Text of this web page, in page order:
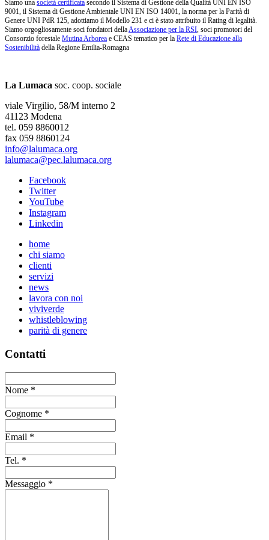
Siamo una società certificata secondo il Sistema di Gestione della Qualità UNI EN ISO
9001, il Sistema di Gestione Ambientale UNI EN ISO 14001, la norma per la Parità di
Genere UNI PdR 125, adottiamo il Modello 231 e ci è stato attribuito il Rating di legalità.
Siamo orgogliosamente soci fondatori dellaAssociazione per la RSI, soci promotori del
Consorzio forestale Mutina Arborea e CEAS tematico per la Rete di Educazione alla
Sostenibilità della Regione Emilia-Romagna
La Lumaca soc. coop. sociale
viale Virgilio, 58/M interno 2
41123 Modena
tel. 059 8860012
fax 059 8860124
info@lalumaca.org
lalumaca@pec.lalumaca.org
Facebook
Twitter
YouTube
Instagram
Linkedin
home
chi siamo
clienti
servizi
news
lavora con noi
viviverde
whistleblowing
parità di genere
Contatti
Nome *
Cognome *
Email *
Tel. *
Messaggio *